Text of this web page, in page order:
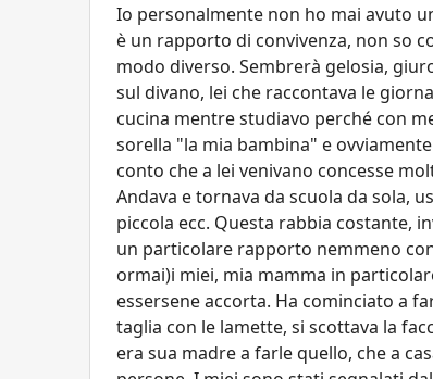
Io personalmente non ho mai avuto
è un rapporto di convivenza, non so
modo diverso. Sembrerà gelosia,
sul divano, lei che raccontava le
cucina mentre studiavo perché con
sorella "la mia bambina" e
conto che a lei venivano concesse
Andava e tornava da scuola da sola,
piccola ecc. Questa rabbia costante,
un particolare rapporto nemmeno
ormai)i miei, mia mamma in
essersene accorta. Ha cominciato a
taglia con le lamette, si scottava la
era sua madre a farle quello, che a